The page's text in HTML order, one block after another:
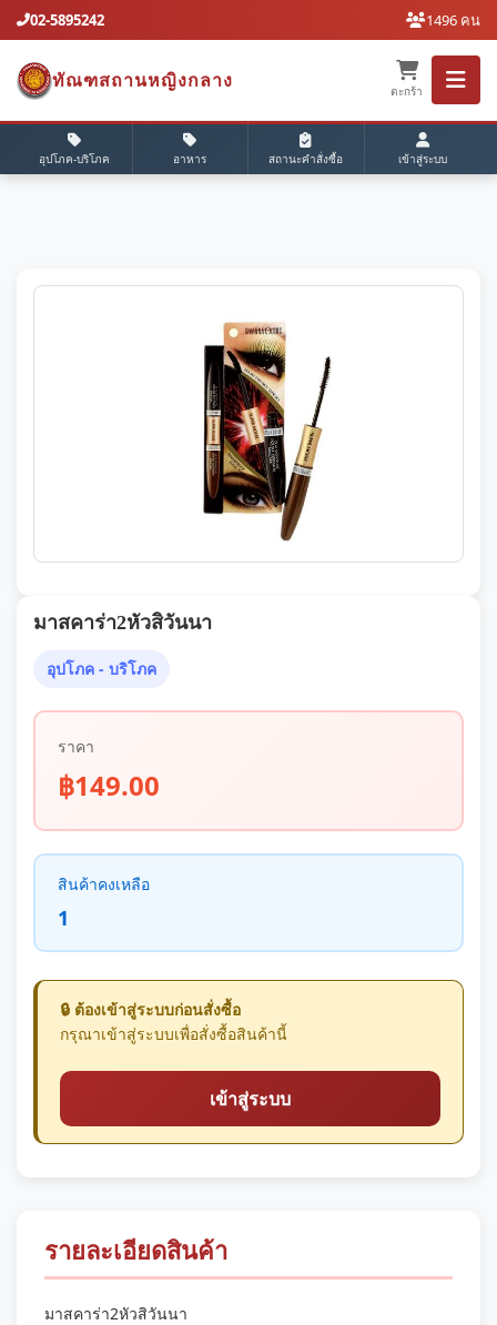
02-5895242 1496 คน
ทัณฑสถานหญิงกลาง
ตะกร้า
อุปโภค-บริโภค อาหาร สถานะคำสั่งซื้อ เข้าสู่ระบบ
มาสคาร่า2หัวสิวันนา
อุปโภค - บริโภค
ราคา
฿149.00
สินค้าคงเหลือ
1
🔒 ต้องเข้าสู่ระบบก่อนสั่งซื้อ
กรุณาเข้าสู่ระบบเพื่อสั่งซื้อสินค้านี้
เข้าสู่ระบบ
รายละเอียดสินค้า
มาสคาร่า2หัวสิวันนา